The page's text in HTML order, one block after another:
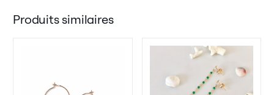
Produits similaires